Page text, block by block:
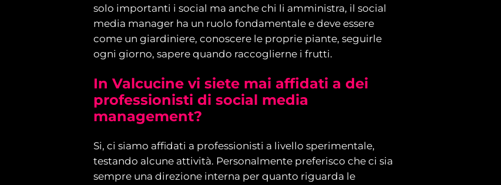
solo importanti i social ma anche chi li amministra, il social
media manager ha un ruolo fondamentale e deve essere
come un giardiniere, conoscere le proprie piante, seguirle
ogni giorno, sapere quando raccoglierne i frutti.
In Valcucine vi siete mai affidati a dei
professionisti di social media
management?
Si, ci siamo affidati a professionisti a livello sperimentale,
testando alcune attività. Personalmente preferisco che ci sia
sempre una direzione interna per quanto riguarda le